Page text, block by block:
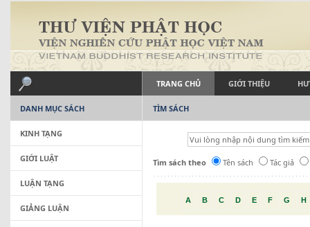
TRANG CHỦ GIỚI THIỆU
TÌM SÁCH
Tìm sách theo Tên sách Tác giả
A B C D E F G H
DANH MỤC SÁCH
KINH TẠNG
GIỚI LUẬT
LUẬN TẠNG
GIẢNG LUẬN